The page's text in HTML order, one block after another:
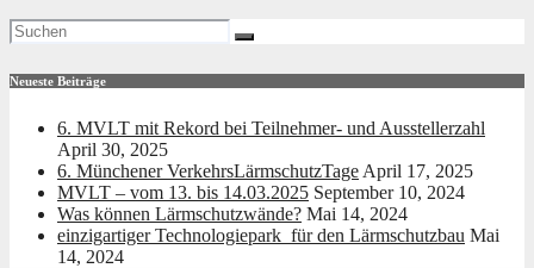
Neueste Beiträge
6. MVLT mit Rekord bei Teilnehmer- und Ausstellerzahl
April 30, 2025
6. Münchener VerkehrsLärmschutzTage April 17, 2025
MVLT – vom 13. bis 14.03.2025 September 10, 2024
Was können Lärmschutzwände? Mai 14, 2024
einzigartiger Technologiepark für den Lärmschutzbau Mai
14, 2024